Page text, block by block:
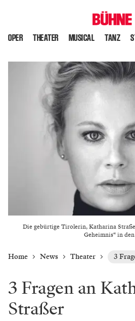
OPER THEATER MUSICAL TANZ
Die gebürtige Tirolerin, Katharina
Geheimnis“ in
Home News Theater 3
3 Fragen an
Straßer